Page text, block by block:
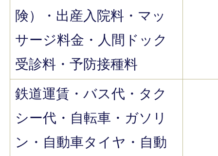
険）・出産入院料・マッ
サージ料金・人間ドック
受診料・予防接種料
鉄道運賃・バス代・タク
シー代・自転車・ガソリ
ン・自動車タイヤ・自動